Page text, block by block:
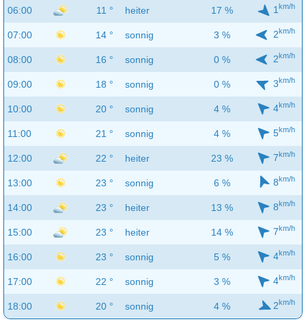
06:00 11 ° heiter 17 % 1 km/h
07:00 14 ° sonnig 3 % 2km/h
08:00 16 ° sonnig 0 % 2km/h
09:00 18 ° sonnig 0 % 3km/h
10:00 20 ° sonnig 4 % 4km/h
11:00 21 ° sonnig 4 % 5km/h
12:00 22 ° heiter 23 % 7km/h
13:00 23 ° sonnig 6 % 8km/h
14:00 23 ° heiter 13 % 8km/h
15:00 23 ° heiter 14 % 7km/h
16:00 23 ° sonnig 5 % 4km/h
17:00 22 ° sonnig 3 % 4km/h
18:00 20 ° sonnig 4 % 2km/h